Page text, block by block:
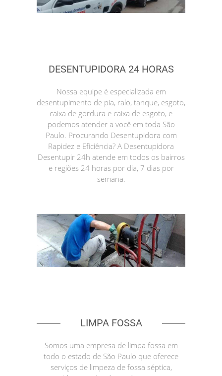
DESENTUPIDORA 24 HORAS
Nossa equipe é especializada em
desentupimento de pia, ralo, tanque, esgoto,
caixa de gordura e caixa de esgoto, e
podemos atender a você em toda São
Paulo. Procurando Desentupidora com
Rapidez e Eficiência? A Desentupidora
Desentupir 24h atende em todos os bairros
e regiões 24 horas por dia, 7 dias por
semana.
LIMPA FOSSA
Somos uma empresa de limpa fossa em
todo o estado de São Paulo que oferece
serviços de limpeza de fossa séptica,